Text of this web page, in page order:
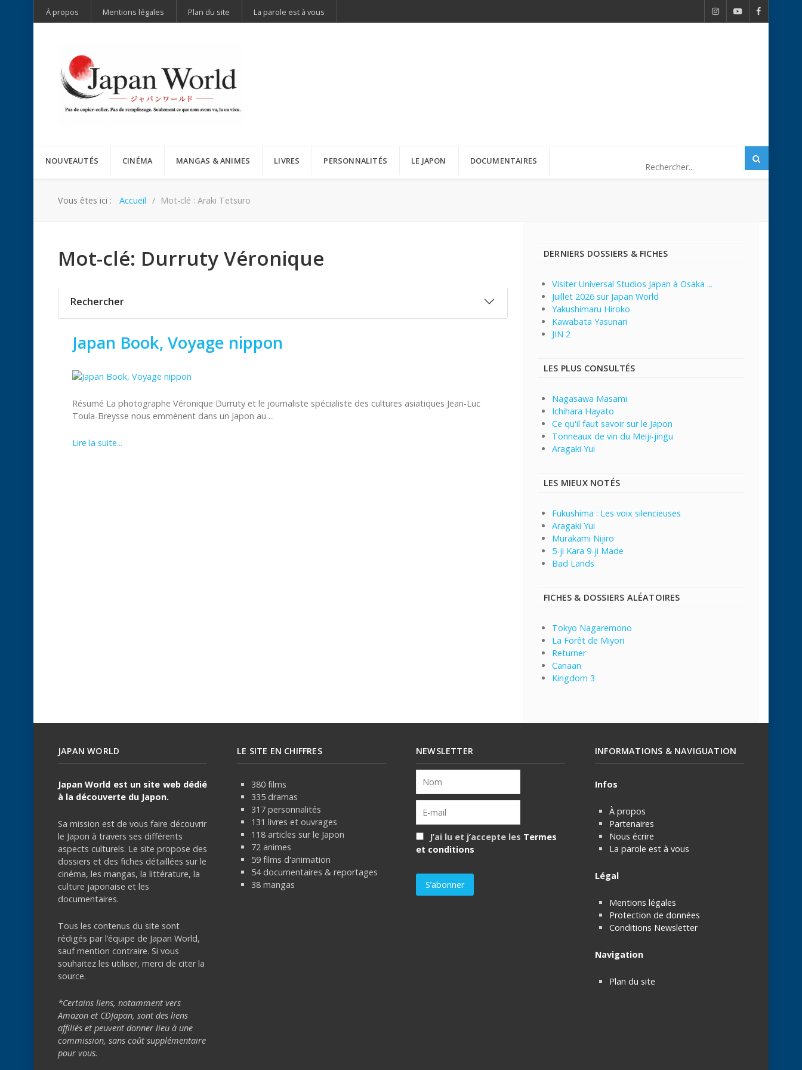
À propos Mentions légales Plan du site La parole est à vous
NOUVEAUTÉS CINÉMA MANGAS & ANIMES LIVRES PERSONNALITÉS LE JAPON DOCUMENTAIRES
Vous êtes ici : Accueil Mot-clé : Araki Tetsuro
Mot-clé: Durruty Véronique
Rechercher
Japan Book, Voyage nippon
Résumé La photographe Véronique Durruty et le journaliste spécialiste des cultures asiatiques Jean-Luc
Toula-Breysse nous emmènent dans un Japon au ...
Lire la suite...
DERNIERS DOSSIERS & FICHES
Visiter Universal Studios Japan à Osaka ...
Juillet 2026 sur Japan World
Yakushimaru Hiroko
Kawabata Yasunari
JIN 2
LES PLUS CONSULTÉS
Nagasawa Masami
Ichihara Hayato
Ce qu'il faut savoir sur le Japon
Tonneaux de vin du Meiji-jingu
Aragaki Yui
LES MIEUX NOTÉS
Fukushima : Les voix silencieuses
Aragaki Yui
Murakami Nijiro
5-ji Kara 9-ji Made
Bad Lands
FICHES & DOSSIERS ALÉATOIRES
Tokyo Nagaremono
La Forêt de Miyori
Returner
Canaan
Kingdom 3
JAPAN WORLD
Japan World est un site web dédié
à la découverte du Japon.
Sa mission est de vous faire découvrir
le Japon à travers ses différents
aspects culturels. Le site propose des
dossiers et des fiches détaillées sur le
cinéma, les mangas, la littérature, la
culture japonaise et les
documentaires.
Tous les contenus du site sont
rédigés par l’équipe de Japan World,
sauf mention contraire. Si vous
souhaitez les utiliser, merci de citer la
source.
*Certains liens, notamment vers
Amazon et CDJapan, sont des liens
affiliés et peuvent donner lieu à une
commission, sans coût supplémentaire
pour vous.
LE SITE EN CHIFFRES
380 films
335 dramas
317 personnalités
131 livres et ouvrages
118 articles sur le Japon
72 animes
59 films d'animation
54 documentaires & reportages
38 mangas
NEWSLETTER
J’ai lu et j’accepte les Termes
et conditions
INFORMATIONS & NAVIGUATION
Infos
À propos
Partenaires
Nous écrire
La parole est à vous
Légal
Mentions légales
Protection de données
Conditions Newsletter
Navigation
Plan du site